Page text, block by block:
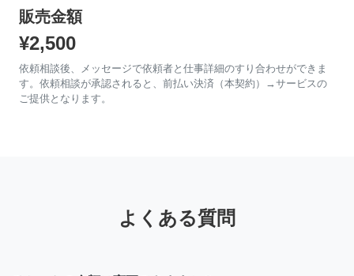
販売金額
¥2,500
依頼相談後、メッセージで依頼者と仕事詳細のすり合わせができま
す。依頼相談が承認されると、前払い決済（本契約）→サービスの
ご提供となります。
よくある質問